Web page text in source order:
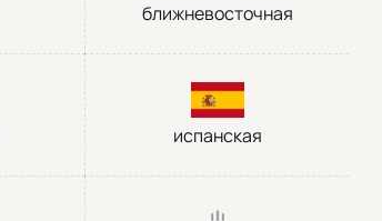
ближневосточная
испанская